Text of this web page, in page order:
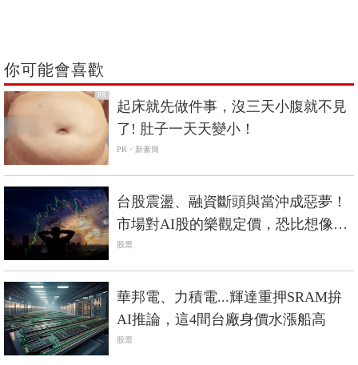
你可能會喜歡
PR
起床就先做件事，沒三天小腹就不見
了! 肚子一天天變小！
PR・新素簡
台股震盪、融資斷頭與當沖成惡夢！
市場對AI股的樂觀定價，恐比想像中
脆弱
股票
華邦電、力積電...輝達重押SRAM拚
AI推論，這4間台廠身價水漲船高
股票